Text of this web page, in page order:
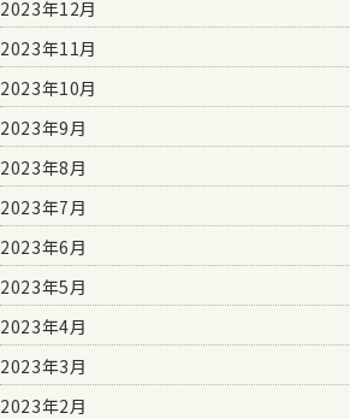
2023年12月
2023年11月
2023年10月
2023年9月
2023年8月
2023年7月
2023年6月
2023年5月
2023年4月
2023年3月
2023年2月